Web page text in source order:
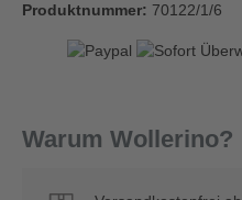
Produktnummer: 70122/1/6
Warum Wollerino?